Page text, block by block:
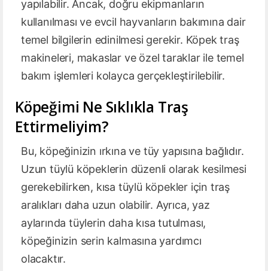
yapılabilir. Ancak, doğru ekipmanların
kullanılması ve evcil hayvanların bakımına dair
temel bilgilerin edinilmesi gerekir. Köpek traş
makineleri, makaslar ve özel taraklar ile temel
bakım işlemleri kolayca gerçekleştirilebilir.
Köpeğimi Ne Sıklıkla Traş
Ettirmeliyim?
Bu, köpeğinizin ırkına ve tüy yapısına bağlıdır.
Uzun tüylü köpeklerin düzenli olarak kesilmesi
gerekebilirken, kısa tüylü köpekler için traş
aralıkları daha uzun olabilir. Ayrıca, yaz
aylarında tüylerin daha kısa tutulması,
köpeğinizin serin kalmasına yardımcı
olacaktır.